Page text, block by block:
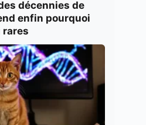
décennies de
enfin pourquoi
rares